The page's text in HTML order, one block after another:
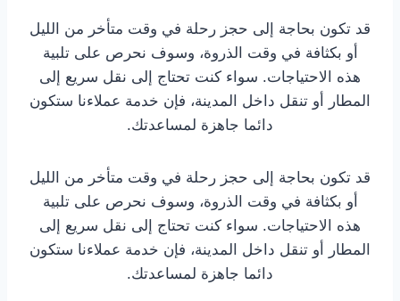
قد تكون بحاجة إلى حجز رحلة في وقت متأخر من الليل
أو بكثافة في وقت الذروة، وسوف نحرص على تلبية
هذه الاحتياجات. سواء كنت تحتاج إلى نقل سريع إلى
المطار أو تنقل داخل المدينة، فإن خدمة عملاءنا ستكون
دائما جاهزة لمساعدتك.
قد تكون بحاجة إلى حجز رحلة في وقت متأخر من الليل
أو بكثافة في وقت الذروة، وسوف نحرص على تلبية
هذه الاحتياجات. سواء كنت تحتاج إلى نقل سريع إلى
المطار أو تنقل داخل المدينة، فإن خدمة عملاءنا ستكون
دائما جاهزة لمساعدتك.